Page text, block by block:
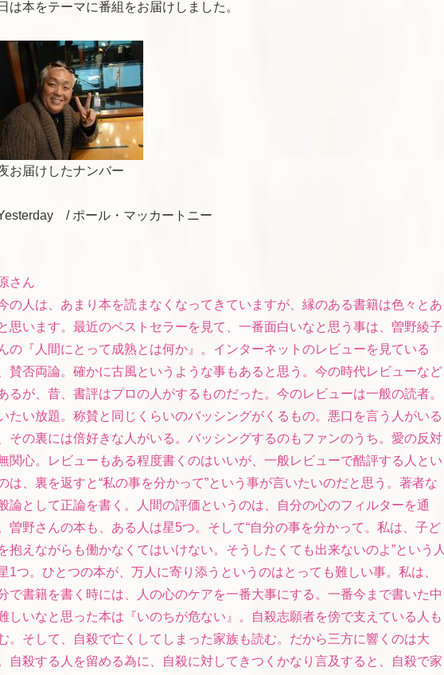
は本をテーマに番組をお届けしました。
お届けしたナンバー
/ ポール・マッカートニー
さん
今の人は、あまり本を読まなくなってきていますが、縁のある書籍は色々とあ
思います。最近のベストセラーを見て、一番面白いなと思う事は、曽野綾子
の『人間にとって成熟とは何か』。インターネットのレビューを見ている
賛否両論。確かに古風というような事もあると思う。今の時代レビューなど
るが、昔、書評はプロの人がするものだった。今のレビューは一般の読者。
たい放題。称賛と同じくらいのバッシングがくるもの。悪口を言う人がいる
その裏には倍好きな人がいる。バッシングするのもファンのうち。愛の反対
関心。レビューもある程度書くのはいいが、一般レビューで酷評する人とい
は、裏を返すと“私の事を分かって”という事が言いたいのだと思う。著者な
論として正論を書く。人間の評価というのは、自分の心のフィルターを通
曽野さんの本も、ある人は星5つ。そして“自分の事を分かって。私は、子ど
抱えながらも働かなくてはいけない。そうしたくても出来ないのよ”という人
1つ。ひとつの本が、万人に寄り添うというのはとっても難しい事。私は、
で書籍を書く時には、人の心のケアを一番大事にする。一番今まで書いた中
しいなと思った本は『いのちが危ない』。自殺志願者を傍で支えている人も
。そして、自殺で亡くしてしまった家族も読む。だから三方に響くのは大
自殺する人を留める為に、自殺に対してきつくかなり言及すると、自殺で家